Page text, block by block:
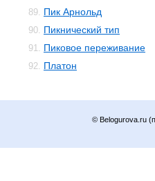
89. Пик Арнольд
90. Пикнический тип
91. Пиковое переживание
92. Платон
© Belogurova.ru